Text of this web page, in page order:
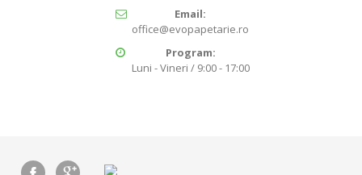
Email:
office@evopapetarie.ro
Program:
Luni - Vineri / 9:00 - 17:00